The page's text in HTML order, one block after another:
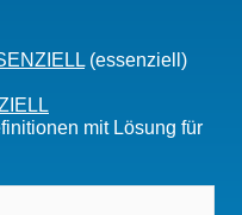
(essenziell)
mit Lösung für